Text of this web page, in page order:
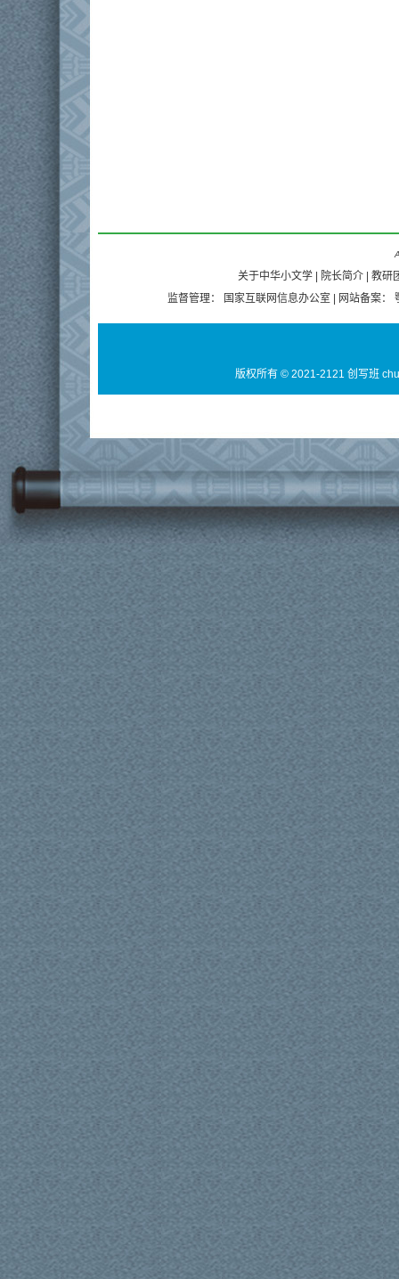
关于中华小文学 院长简介
教研
监督管理：
国家互联网信息办公室 | 网站备案：
版权所有 © 2021-2121 创写班